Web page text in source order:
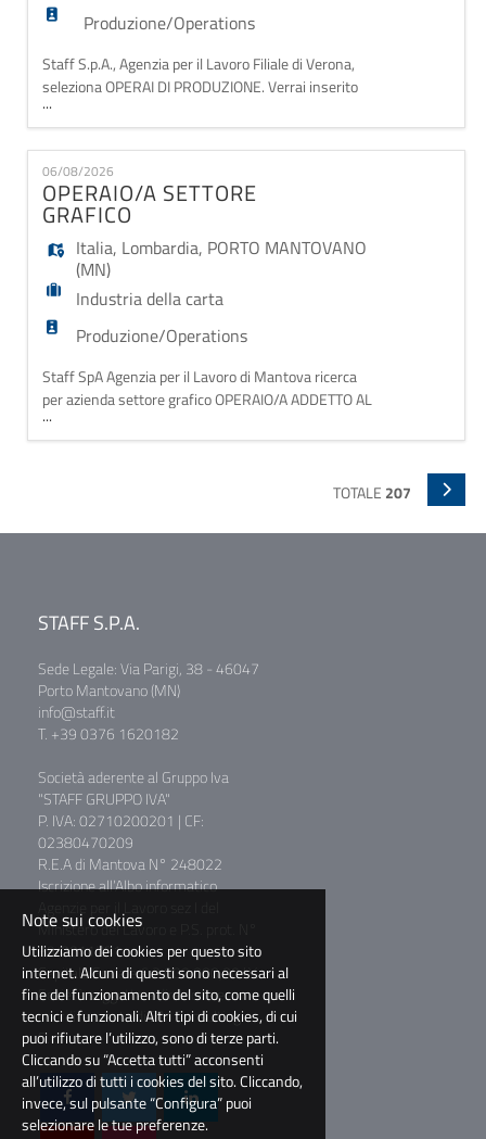
Produzione/Operations
Staff S.p.A., Agenzia per il Lavoro Filiale di Verona,
seleziona OPERAI DI PRODUZIONE. Verrai inserito
all'interno una storica e solida azienda operante nel
settore chimico-farmaceutico e ti occuperai della
produzione di mastici, sistemi epossidici, trattamenti
superficiali ed abrasivi. Gestione dei macchinari di
linea e fine linea. L'AZIENDA OF
...
06/08/2026
OPERAIO/A SETTORE
GRAFICO
Italia, Lombardia, PORTO MANTOVANO
(MN)
Industria della carta
Produzione/Operations
Staff SpA Agenzia per il Lavoro di Mantova ricerca
per azienda settore grafico OPERAIO/A ADDETTO AL
TAGLIO, ALLA PIEGA E ALLA FINITURA DI STAMPATI
CARTACEI. Orario di lavoro da lunedì a venerdì 8/12-
circa € 1600 lordi mensili. I candidati sono invitati a
...
TOTALE 207
STAFF S.P.A.
Sede Legale: Via Parigi, 38 - 46047
Porto Mantovano (MN)
info@staff.it
T. +39 0376 1620182
Società aderente al Gruppo Iva
"STAFF GRUPPO IVA"
P. IVA: 02710200201 | CF:
02380470209
R.E.A di Mantova N° 248022
Iscrizione all’Albo informatico
Ministero del Lavoro e P.S. prot. N°
39/0011781
Capitale Sociale € 2.000.000,00 I.V.
Società soggetta a direzione e
coordinamento di BM Consulting
S.r.l.
Note sui cookies
Utilizziamo dei cookies per questo sito
internet. Alcuni di questi sono necessari al
fine del funzionamento del sito, come quelli
tecnici e funzionali. Altri tipi di cookies, di cui
puoi rifiutare l’utilizzo, sono di terze parti.
Cliccando su “Accetta tutti” acconsenti
all’utilizzo di tutti i cookies del sito. Cliccando,
invece, sul pulsante “Configura” puoi
selezionare le tue preferenze.